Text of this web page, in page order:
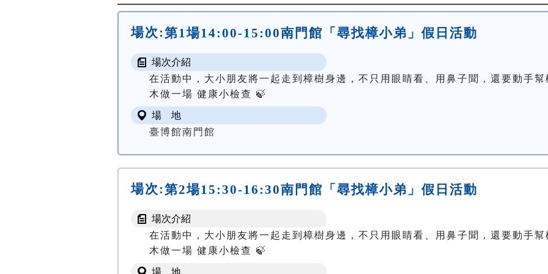
場次:第1場14:00-15:00南門館「尋找樟小弟」假日活動
場次介紹
在活動中，大小朋友將一起走到樟樹身邊，不只用眼睛看、用鼻子聞，還要動手幫
木做一場 健康小檢查 🍃
場 地
臺博館南門館
場次:第2場15:30-16:30南門館「尋找樟小弟」假日活動
場次介紹
在活動中，大小朋友將一起走到樟樹身邊，不只用眼睛看、用鼻子聞，還要動手幫
木做一場 健康小檢查 🍃